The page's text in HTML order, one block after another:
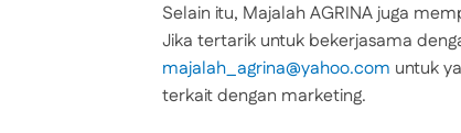
Selain itu, Majalah AGRINA juga
Jika tertarik untuk bekerjasama
majalah_agrina@yahoo.com untuk
terkait dengan marketing.